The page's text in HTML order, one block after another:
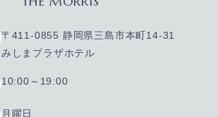
〒411-0855 静岡県三島市本町14-31
みしまプラザホテル
10:00～19:00
月曜日